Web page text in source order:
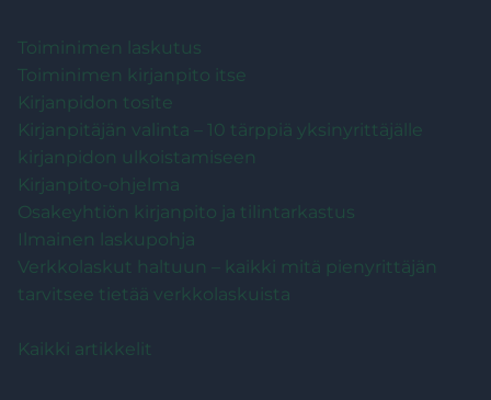
Toiminimen laskutus
Toiminimen kirjanpito itse
Kirjanpidon tosite
Kirjanpitäjän valinta – 10 tärppiä yksinyrittäjälle
kirjanpidon ulkoistamiseen
Kirjanpito-ohjelma
Osakeyhtiön kirjanpito ja tilintarkastus
Ilmainen laskupohja
Verkkolaskut haltuun – kaikki mitä pienyrittäjän
tarvitsee tietää verkkolaskuista
Kaikki artikkelit